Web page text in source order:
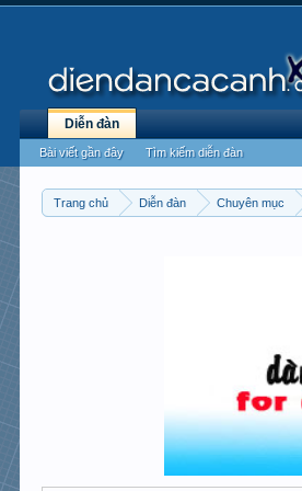
Trang chủ Diễn đàn Chuyên mục
Diễn đàn
Bài viết gần đây Tìm kiếm diễn đàn